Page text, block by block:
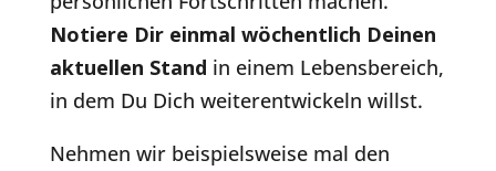
Notiere Dir einmal wöchentlich Deinen
aktuellen Stand in einem Lebensbereich,
in dem Du Dich weiterentwickeln willst.
Nehmen wir beispielsweise mal den